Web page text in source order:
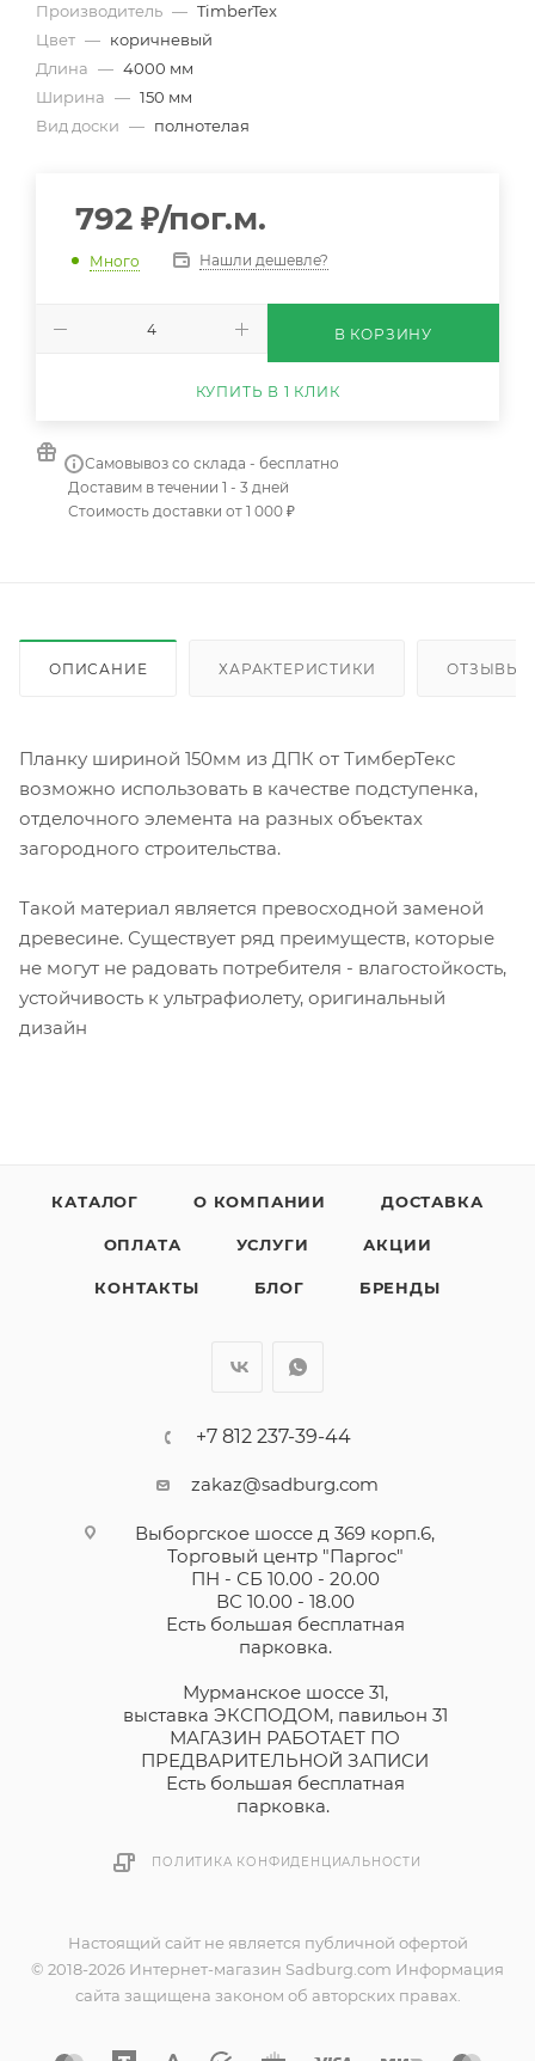
Производитель — TimberTex
Цвет — коричневый
Длина — 4000 мм
Ширина — 150 мм
Вид доски — полнотелая
792 ₽/пог.м.
Много Нашли дешевле?
В КОРЗИНУ
КУПИТЬ В 1 КЛИК
Самовывоз со склада - бесплатно
Доставим в течении 1 - 3 дней
Стоимость доставки от 1 000 ₽
ОПИСАНИЕ ХАРАКТЕРИСТИКИ ОТЗЫВЫ
Планку шириной 150мм из ДПК от ТимберТекс
возможно использовать в качестве подступенка,
отделочного элемента на разных объектах
загородного строительства.
Такой материал является превосходной заменой
древесине. Существует ряд преимуществ, которые
не могут не радовать потребителя - влагостойкость,
устойчивость к ультрафиолету, оригинальный
дизайн
КАТАЛОГ О КОМПАНИИ ДОСТАВКА
ОПЛАТА УСЛУГИ АКЦИИ
КОНТАКТЫ БЛОГ БРЕНДЫ
+7 812 237-39-44
zakaz@sadburg.com
Выборгское шоссе д 369 корп.6,
Торговый центр "Паргос"
ПН - СБ 10.00 - 20.00
ВС 10.00 - 18.00
Есть большая бесплатная
парковка.
Мурманское шоссе 31,
выставка ЭКСПОДОМ, павильон 31
МАГАЗИН РАБОТАЕТ ПО
ПРЕДВАРИТЕЛЬНОЙ ЗАПИСИ
Есть большая бесплатная
парковка.
ПОЛИТИКА КОНФИДЕНЦИАЛЬНОСТИ
Настоящий сайт не является публичной офертой
© 2018-2026 Интернет-магазин Sadburg.com Информация
сайта защищена законом об авторских правах.